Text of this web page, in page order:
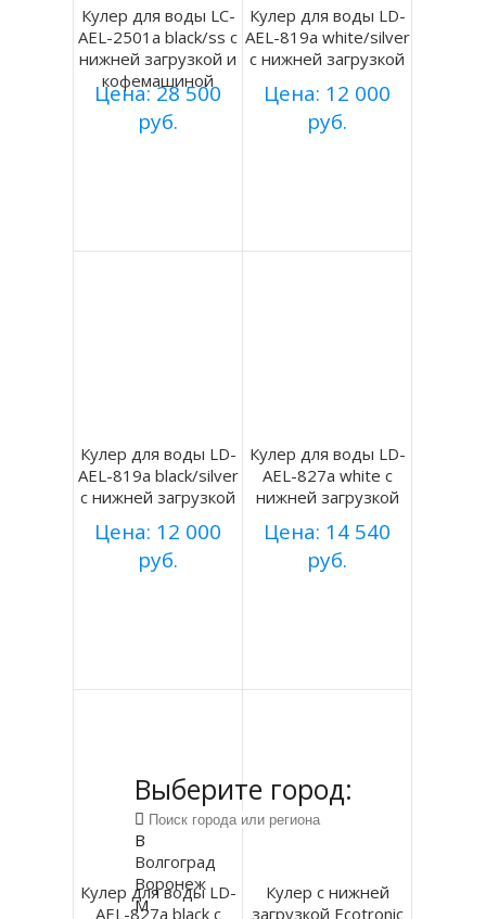
Кулер для воды LC-
AEL-2501a black/ss с
нижней загрузкой и
кофемашиной
Цена: 28 500
руб.
Кулер для воды LD-
AEL-819a white/silver
с нижней загрузкой
Цена: 12 000
руб.
Кулер для воды LD-
AEL-819a black/silver
с нижней загрузкой
Цена: 12 000
руб.
Кулер для воды LD-
AEL-827a white с
нижней загрузкой
Цена: 14 540
руб.
Кулер для воды LD-
AEL-827a black с
Кулер с нижней
загрузкой Ecotronic
Выберите город:
В
Волгоград
Воронеж
М